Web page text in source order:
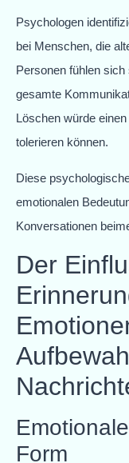
Psychologen
bei Menschen, die
Personen fühlen
gesamte
Löschen würde
tolerieren können.
Diese
emotionalen
Konversationen
Der
Form